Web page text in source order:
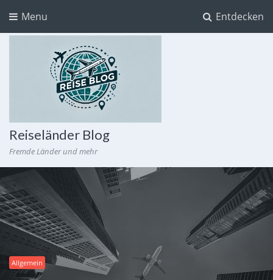
Entdecken
Menu
Reiseländer Blog
Fremde Länder und mehr
Allgemein